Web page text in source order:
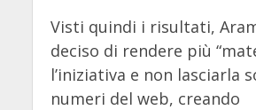
Visti quindi i risultati,
deciso di rendere più
l’iniziativa e non lasciarla
numeri del web, creando